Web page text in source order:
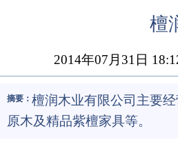
檀
2014年07月31日
摘要： 檀润木业有限公司主要
原木及精品紫檀家具等。